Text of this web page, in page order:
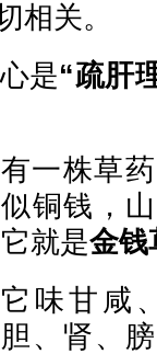
相关。
是“疏肝
有一株草
似铜钱，
它就是金钱
它味甘咸
胆、肾、